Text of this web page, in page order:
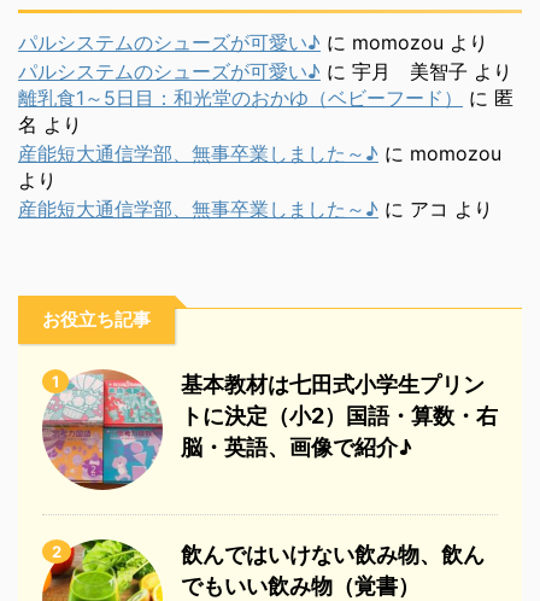
パルシステムのシューズが可愛い♪ に momozou より
パルシステムのシューズが可愛い♪ に 宇月 美智子 より
離乳食1～5日目：和光堂のおかゆ（ベビーフード）
に 匿
名 より
産能短大通信学部、無事卒業しました～♪ に momozou
より
産能短大通信学部、無事卒業しました～♪ に アコ より
お役立ち記事
1
基本教材は七田式小学生プリン
トに決定（小2）国語・算数・右
脳・英語、画像で紹介♪
2
飲んではいけない飲み物、飲ん
でもいい飲み物（覚書）